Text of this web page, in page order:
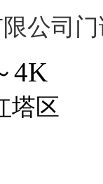
公司
4K
塔区